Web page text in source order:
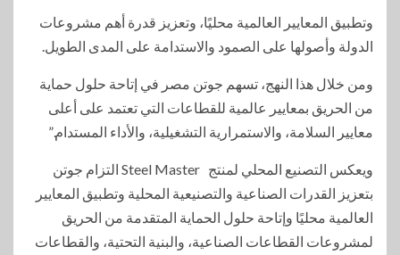
وتطبيق المعايير العالمية محليًا، وتعزيز قدرة أهم مشروعات
الدولة وأصولها على الصمود والاستدامة على المدى الطويل.
ومن خلال هذا النهج، تسهم جوتن مصر في إتاحة حلول حماية
من الحريق بمعايير عالمية للقطاعات التي تعتمد على أعلى
معايير السلامة، والاستمرارية التشغيلية، والأداء المستدام.”
ويعكس التصنيع المحلي لمنتج Steel Master التزام جوتن
بتعزيز القدرات الصناعية والتصنيعية المحلية وتطبيق المعايير
العالمية محليًا وإتاحة حلول الحماية المتقدمة من الحريق
لمشروعات القطاعات الصناعية، والبنية التحتية، والقطاعات